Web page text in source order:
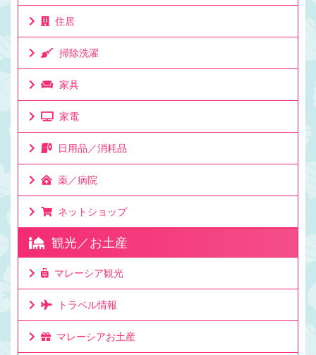
住居
掃除洗濯
家具
家電
日用品／消耗品
薬／病院
ネットショップ
観光／お土産
マレーシア観光
トラベル情報
マレーシアお土産